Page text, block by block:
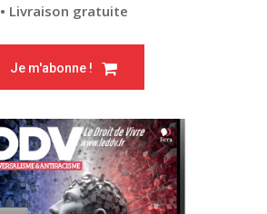
• Livraison gratuite
Je m'abonne !